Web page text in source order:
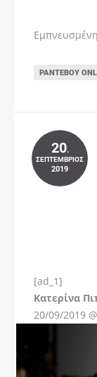
ΡΑΝΤΕΒΟΎ
20.
ΣΕΠΤΈΜΒΡΙΟΣ
2019
[ad_1]
Kατερίνα
20/09/2019